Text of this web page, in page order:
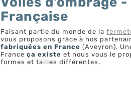
Française
Faisant partie du monde de la
vous proposons grâce à nos
fabriquées en France (Aveyron).
Franceça existe et nous vous le
formes et tailles différentes.